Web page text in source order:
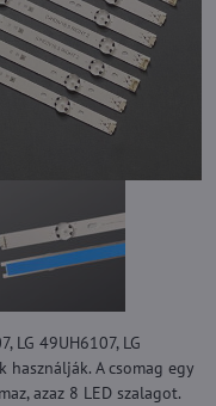
LG 49UH6107, LG
használják. A csomag egy
azaz 8 LED szalagot.